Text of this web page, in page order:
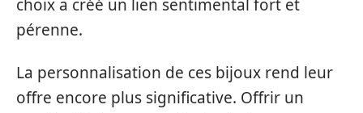
choix a créé un lien sentimental fort et
pérenne.
La personnalisation de ces bijoux rend leur
offre encore plus significative. Offrir un